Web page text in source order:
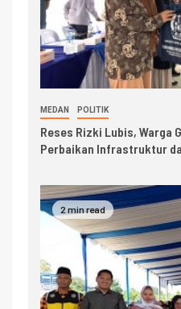
MEDAN POLITIK
Reses Rizki Lubis, Warga
Perbaikan Infrastruktur
2 min read